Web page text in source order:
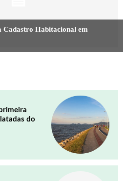
Cadastro Habitacional em
do